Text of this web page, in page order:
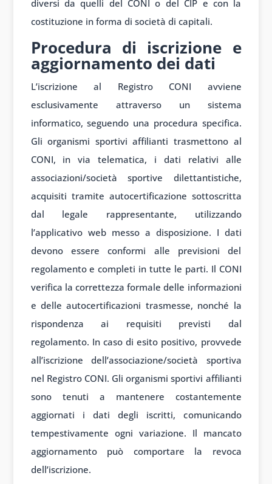
diversi da quelli del CONI o del CIP e con la
costituzione in forma di società di capitali.
Procedura di iscrizione e
aggiornamento dei dati
L’iscrizione al Registro CONI avviene
esclusivamente attraverso un sistema
informatico, seguendo una procedura specifica.
Gli organismi sportivi affilianti trasmettono al
CONI, in via telematica, i dati relativi alle
associazioni/società sportive dilettantistiche,
acquisiti tramite autocertificazione sottoscritta
dal legale rappresentante, utilizzando
l’applicativo web messo a disposizione. I dati
devono essere conformi alle previsioni del
regolamento e completi in tutte le parti. Il CONI
verifica la correttezza formale delle informazioni
e delle autocertificazioni trasmesse, nonché la
rispondenza ai requisiti previsti dal
regolamento. In caso di esito positivo, provvede
all’iscrizione dell’associazione/società sportiva
nel Registro CONI. Gli organismi sportivi affilianti
sono tenuti a mantenere costantemente
aggiornati i dati degli iscritti, comunicando
tempestivamente ogni variazione. Il mancato
aggiornamento può comportare la revoca
dell’iscrizione.